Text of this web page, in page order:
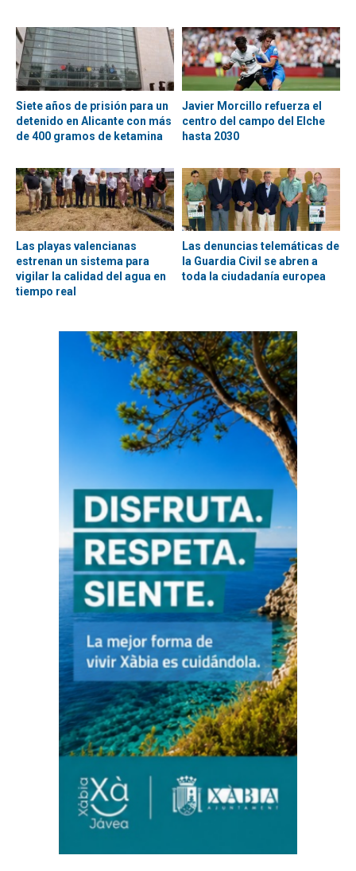
Siete años de prisión para un
detenido en Alicante con más
de 400 gramos de ketamina
Javier Morcillo refuerza el
centro del campo del Elche
hasta 2030
Las playas valencianas
estrenan un sistema para
vigilar la calidad del agua en
tiempo real
Las denuncias telemáticas de
la Guardia Civil se abren a
toda la ciudadanía europea